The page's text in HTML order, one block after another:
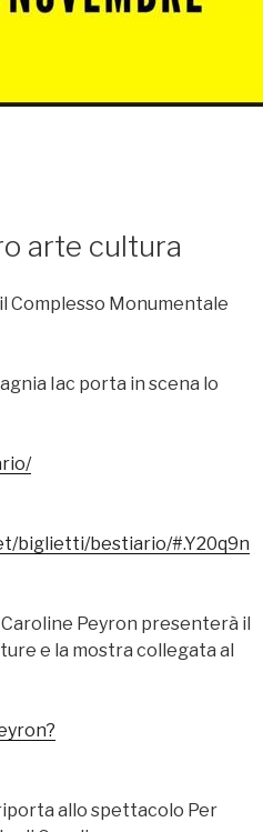
arte cultura
Complesso Monumentale
Iac porta in scena lo
biglietti/bestiario/#.Y20q9n
Peyron presenterà il
e la mostra collegata al
allo spettacolo Per